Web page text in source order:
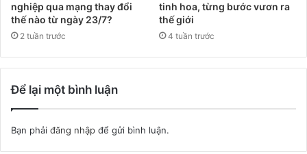
nghiệp qua mạng thay đổi
thế nào từ ngày 23/7?
2 tuần trước
tinh hoa, từng bước vươn ra
thế giới
4 tuần trước
Để lại một bình luận
Bạn phải đăng nhập để gửi bình luận.